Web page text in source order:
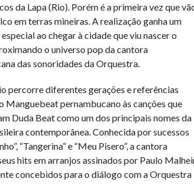
da Lapa (Rio). Porém é a primeira vez que
em terras mineiras. A realização ganha um
ao chegar à cidade que viu nascer o
o universo pop da cantora
das sonoridades da Orquestra.
percorre diferentes gerações e referências
Manguebeat pernambucano às canções que
Duda Beat como um dos principais nomes da
contemporânea. Conhecida por sucessos
“Tangerina” e “Meu Pisero”, a cantora
hits em arranjos assinados por Paulo
concebidos para o diálogo com a Orquestra